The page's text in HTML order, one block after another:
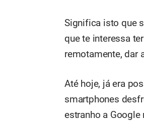
Significa isto que
que te interessa
remotamente, dar
Até hoje, já era
smartphones
estranho a